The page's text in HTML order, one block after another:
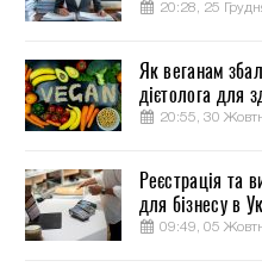
20:28, 25
Як веганам
дієтолога для
20:55, 30
Реєстрація та
для бізнесу в
09:49, 05